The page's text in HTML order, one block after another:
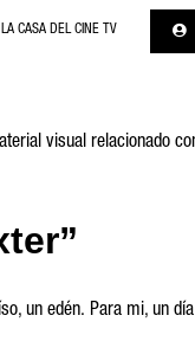
LA CASA DEL CINE TV
visual relacionado
un edén. Para mi, un